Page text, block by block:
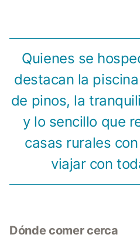
Quienes se
destacan la
de pinos, la
y lo sencillo que
casas rurales
viajar con
Dónde comer cerca